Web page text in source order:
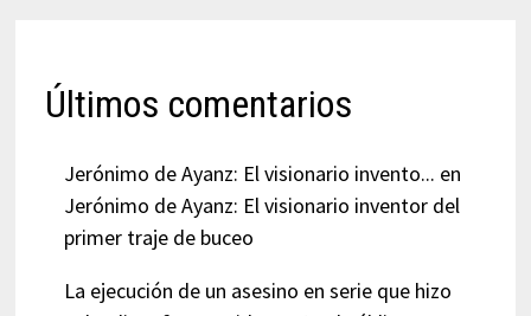
Últimos comentarios
Jerónimo de Ayanz: El visionario invento... en
Jerónimo de Ayanz: El visionario inventor del
primer traje de buceo
La ejecución de un asesino en serie que hizo